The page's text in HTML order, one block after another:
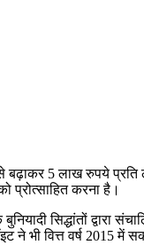
5 लाख रुपये
प्रोत्साहित करना है।
सिद्धांतों द्वारा
वित्त वर्ष 2015 में